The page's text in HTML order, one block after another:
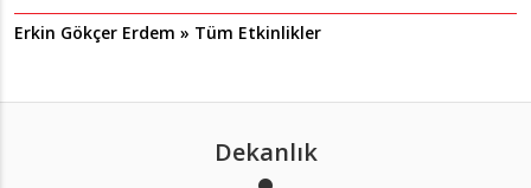
Erkin Gökçer Erdem » Tüm Etkinlikler
Dekanlık